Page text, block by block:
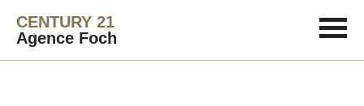
CENTURY 21
Agence Foch